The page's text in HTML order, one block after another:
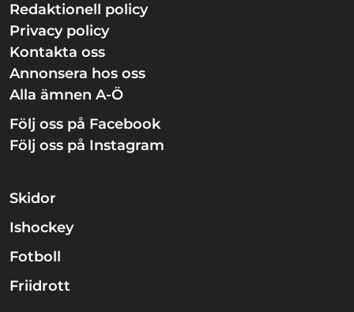
Redaktionell policy
Privacy policy
Kontakta oss
Annonsera hos oss
Alla ämnen A-Ö
Följ oss på Facebook
Följ oss på Instagram
Skidor
Ishockey
Fotboll
Friidrott